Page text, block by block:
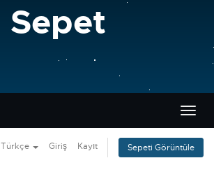
Sepet
Türkçe Giriş Kayıt Sepeti Görüntüle